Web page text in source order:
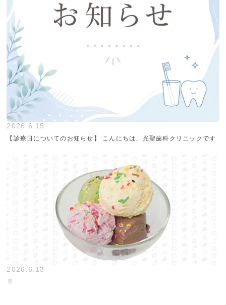
2026.6.15
【診療日についてのお知らせ】 こんにちは、光聖歯科クリニックです
2026.6.13